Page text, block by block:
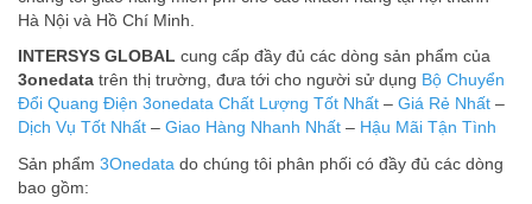
Hà Nội và Hồ Chí Minh.
INTERSYS GLOBAL cung cấp đầy đủ các dòng sản phẩm của
3onedata trên thị trường, đưa tới cho người sử dụng Bộ Chuyển
Đổi Quang Điện 3onedata Chất Lượng Tốt Nhất – Giá Rẻ Nhất –
Dịch Vụ Tốt Nhất – Giao Hàng Nhanh Nhất – Hậu Mãi Tận Tình
Sản phẩm 3Onedata do chúng tôi phân phối có đầy đủ các dòng
bao gồm: